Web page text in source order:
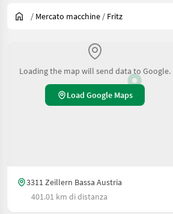
/ Mercato macchine / Fritz
Loading the map will send data to Google.
Load Google Maps
3311 Zeillern Bassa Austria
401.01 km di distanza